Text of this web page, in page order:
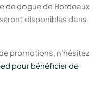
de dogue de Bordeaux
disponibles dans
promotions, n’hésitez
pour bénéficier de